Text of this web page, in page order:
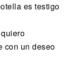
es testigo
con un deseo